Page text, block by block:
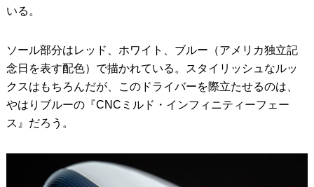
いる。
ソール部分はレッド、ホワイト、ブルー（アメリカ独立記
念日を表す配色）で描かれている。スタイリッシュなルッ
クスはもちろんだが、このドライバーを際立たせるのは、
やはりブルーの『CNCミルド・インフィニティーフェー
ス』だろう。